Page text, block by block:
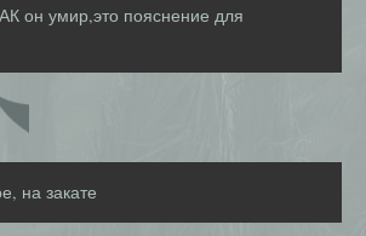
он умир,это пояснение для
на закате